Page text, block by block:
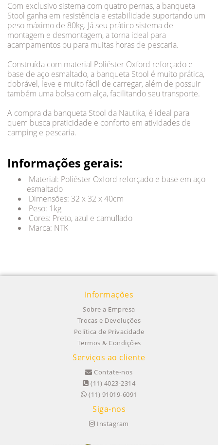
Com exclusivo sistema com quatro pernas, a banqueta
Stool ganha em resistência e estabilidade suportando um
peso máximo de 80kg. Já seu prático sistema de
montagem e desmontagem, a torna ideal para
acampamentos ou para muitas horas de pescaria.
Construída com material Poliéster Oxford reforçado e
base de aço esmaltado, a banqueta Stool é muito prática,
dobrável, leve e muito fácil de carregar, além de possuir
também uma bolsa com alça, facilitando seu transporte.
A compra da banqueta Stool da Nautika, é ideal para
quem busca praticidade e conforto em atividades de
camping e pescaria.
Informações gerais:
Material: Poliéster Oxford reforçado e base em aço
esmaltado
Dimensões: 32 x 32 x 40cm
Peso: 1kg
Cores: Preto, azul e camuflado
Marca: NTK
Informações
Sobre a Empresa
Trocas e Devoluções
Política de Privacidade
Termos & Condições
Serviços ao cliente
Contate-nos
(11) 4023-2314
(11) 91019-6091
Siga-nos
Instagram